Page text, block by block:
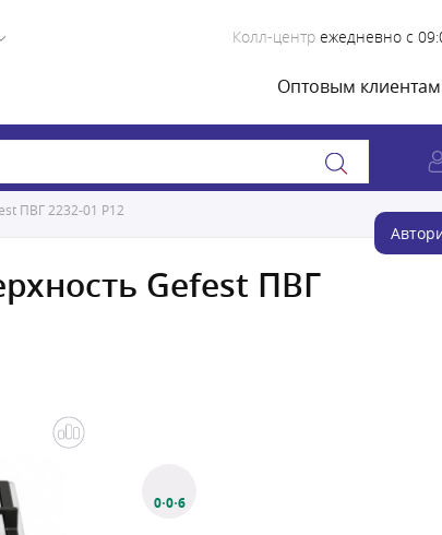
Колл-центр ежедневно с
Оптовым клиентам
ПВГ 2232-01 Р12
Gefest ПВГ
0·0·6